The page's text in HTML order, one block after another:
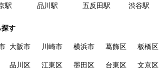
駅 品川駅 五反田駅 渋谷駅
探す
大阪市 川崎市 横浜市 葛飾区 板橋区
品川区 江東区 墨田区 台東区 文京区